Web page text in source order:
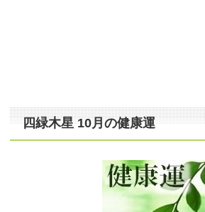
四緑木星 10月の健康運